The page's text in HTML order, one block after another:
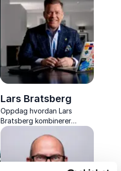
digital revolusjon med
potensial til å enten redde –
eller rasere – verden.
Lars Bratsberg
Oppdag hvordan Lars
Bratsberg kombinerer
historiefortelling og
teknologiforståelse for å
forme morgendagens
digitale strategier.